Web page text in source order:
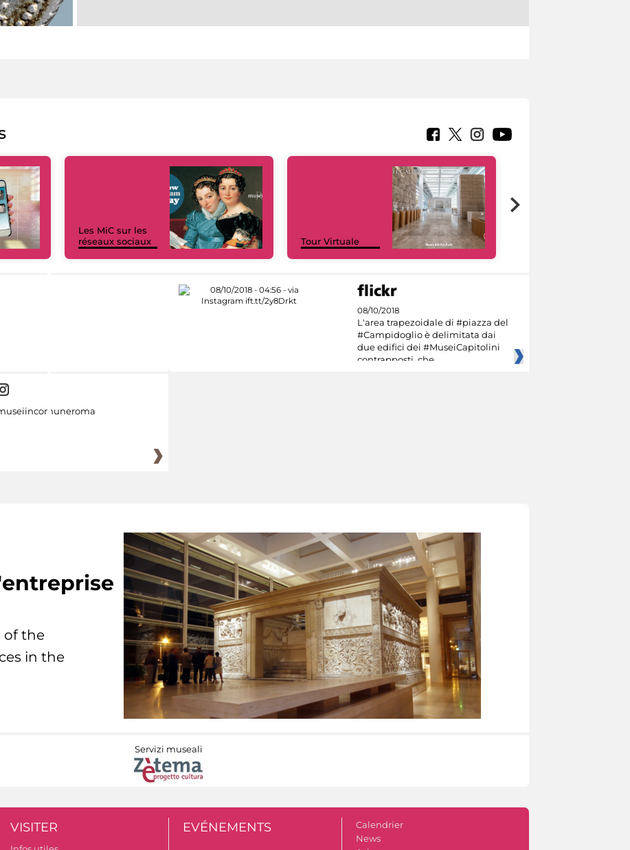
Les MiC sur les
réseaux sociaux
Tour Virtuale
08/10/2018
L'area trapezoidale di #piazza del
#Campidoglio è delimitata dai
due edifici dei #MuseiCapitolini
contrapposti, che
of the
in the
Servizi museali
VISITER EVÉNEMENTS
Calendrier
News